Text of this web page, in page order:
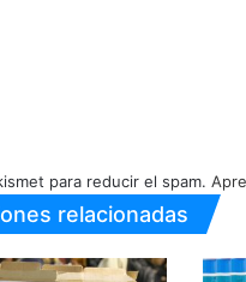
para reducir el spam.
relacionadas